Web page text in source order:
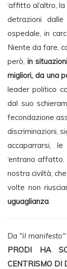
‘affitto al’altro,
detrazioni
ospedale, in
Niente da fare,
però,in
migliori, da una
leader politico
dal suo
fecondazione
discriminazioni,
accaparrarsi,
‘entrano affatto.
nostra civiltà,
volte non
uguaglianza.
Da "il
PRODI HA
CENTRISMO DI